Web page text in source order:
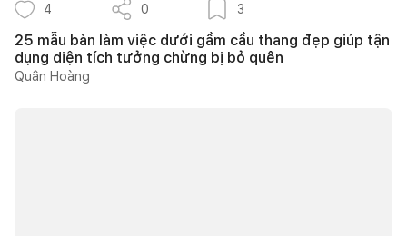
4 0 3
25 mẫu bàn làm việc dưới gầm cầu thang đẹp giúp tận
dụng diện tích tưởng chừng bị bỏ quên
Quân Hoàng